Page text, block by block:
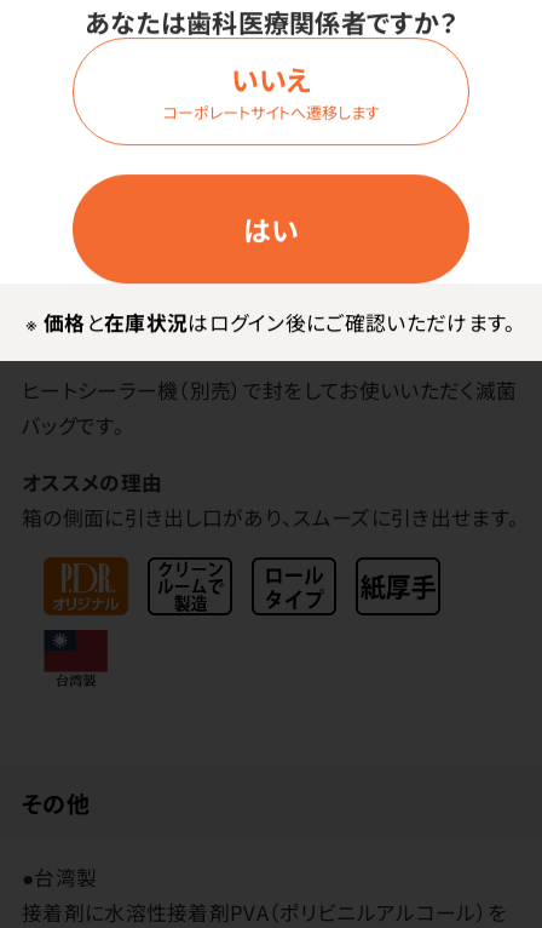
あなたは歯科医療関係者ですか？
はい
いいえ
コーポレートサイトへ遷移します
※ 価格と在庫状況はログイン後にご確認いただけます。
商品詳細
厚手でしっかり！信頼のロングセラー商品。クラスB滅菌
器でも使用可能！ISO11140-1、ISO11607-1、EN868-5の
ール）を使用しておりません。
ヒートシーラー機（別売）で封をしてお使いいただく滅菌
バッグです。
オススメの理由
箱の側面に引き出し口があり、スムーズに引き出せます。
その他
●台湾製
接着剤に水溶性接着剤PVA（ポリビニルアルコール）を